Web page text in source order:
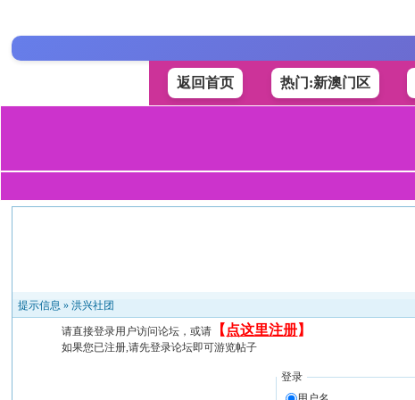
返回首页 热门:新澳门区
提示信息 »洪兴社团
请直接登录用户访问论坛，或请 【 点这里注册】
如果您已注册,请先登录论坛即可游览帖子
登录